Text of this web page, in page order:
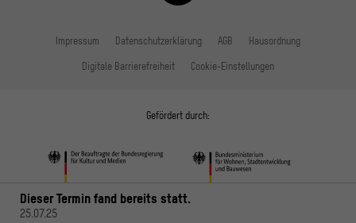
Dieser Termin fand bereits statt.
25.07.25
Impressum Datenschutzerklärung AGB Hausordnung
Digitale Barrierefreiheit Cookie-Einstellungen
Gefördert durch: